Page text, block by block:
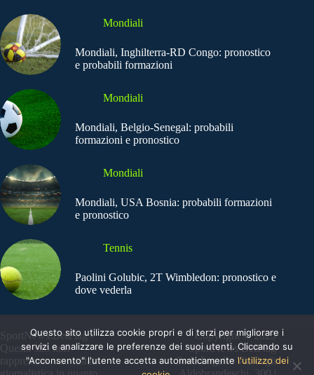
Mondiali
Mondiali, Inghilterra-RD Congo: pronostico
e probabili formazioni
Mondiali
Mondiali, Belgio-Senegal: probabili
formazioni e pronostico
Mondiali
Mondiali, USA Bosnia: probabili formazioni
e pronostico
Tennis
Paolini Golubic, 2T Wimbledon: pronostico e
dove vederla
SportNews.BetFlag -
Questo sito non
rappresenta una testata
Copyright © 2025
SportNews BetFlag
Sede Legale: Via degli
Questo sito utilizza cookie propri e di terzi per migliorare i
servizi e analizzare le preferenze dei suoi utenti. Cliccando su
"Acconsento" l'utente accetta automaticamente l'utilizzo dei